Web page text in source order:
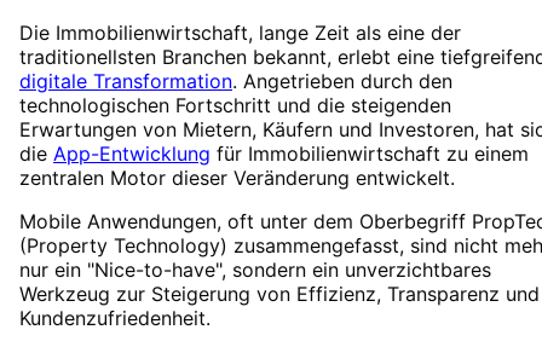
Die Immobilienwirtschaft, lange Zeit als eine der
traditionellsten Branchen bekannt, erlebt eine
digitale Transformation. Angetrieben durch den
technologischen Fortschritt und die steigenden
Erwartungen von Mietern, Käufern und Investoren, hat
die App-Entwicklung für Immobilienwirtschaft zu einem
zentralen Motor dieser Veränderung entwickelt.
Mobile Anwendungen, oft unter dem Oberbegriff
(Property Technology) zusammengefasst, sind nicht
nur ein "Nice-to-have", sondern ein unverzichtbares
Werkzeug zur Steigerung von Effizienz, Transparenz und
Kundenzufriedenheit.